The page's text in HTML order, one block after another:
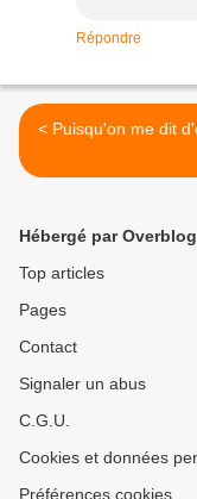
Répondre
< Puisqu'on me dit
Hébergé par Overblog
Top articles
Pages
Contact
Signaler un abus
C.G.U.
Cookies et données
Préférences cookies